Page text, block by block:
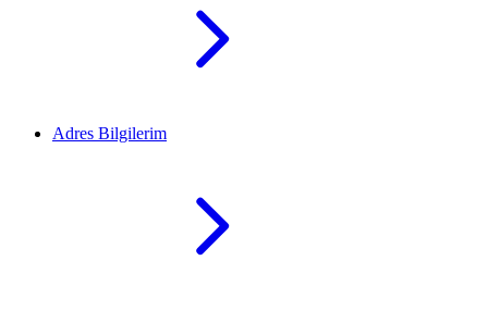
Adres Bilgilerim